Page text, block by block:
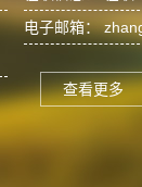
电子邮箱：
查看更多